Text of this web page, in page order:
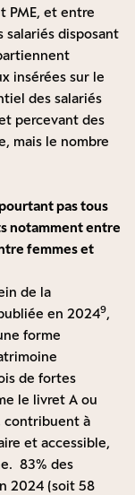
PME, et entre
salariés disposant
insérées sur le
des salariés
percevant des
mais le nombre
pas tous
notamment entre
femmes et
de la
en 20249,
forme
de fortes
le livret A ou
contribuent à
et accessible,
83% des
2024 (soit 58